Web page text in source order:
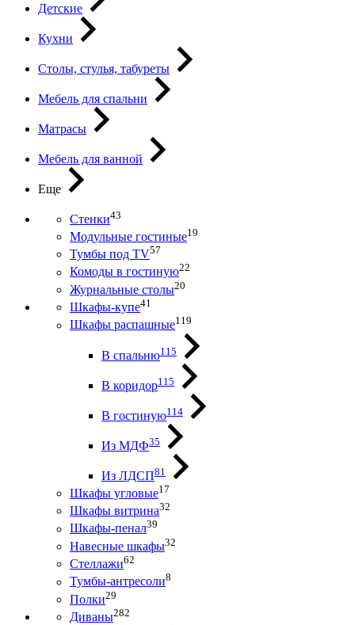
Детские
Кухни
Столы, стулья, табуреты
Мебель для спальни
Матрасы
Мебель для ванной
Еще
Стенки43
Модульные гостиные19
Тумбы под ТV57
Комоды в гостиную22
Журнальные столы20
Шкафы-купе41
Шкафы распашные119
В спальню115
В коридор115
В гостиную114
Из МДФ35
Из ЛДСП81
Шкафы угловые17
Шкафы витрина32
Шкафы-пенал39
Навесные шкафы32
Стеллажи62
Тумбы-антресоли8
Полки29
Диваны282